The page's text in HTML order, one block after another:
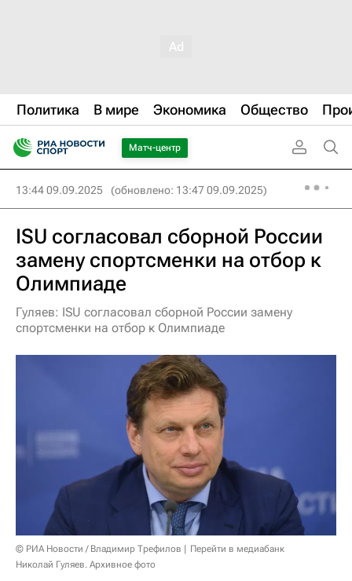
Политика В мире Экономика Общество
Матч-центр
13:44 09.09.2025 (обновлено: 13:47 09.09.2025)
ISU согласовал сборной России
замену спортсменки на отбор к
Олимпиаде
Гуляев: ISU согласовал сборной России замену
спортсменки на отбор к Олимпиаде
© РИА Новости / Владимир Трефилов
Перейти в медиабанк
Николай Гуляев. Архивное фото